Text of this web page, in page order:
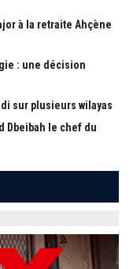
à la retraite Ahçène
: une décision
sur plusieurs wilayas
Dbeibah le chef du